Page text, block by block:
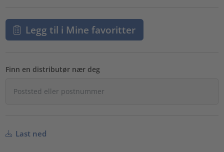
Legg til i Mine favoritter
Finn en distributør nær deg
Last ned